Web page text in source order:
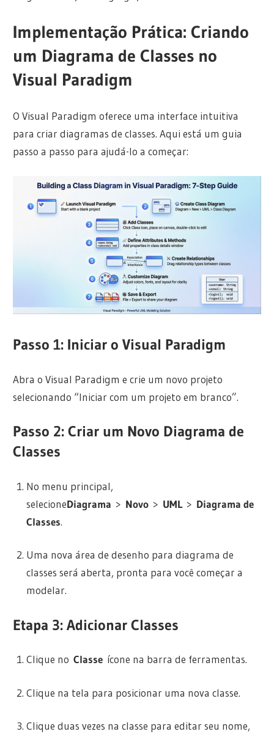
Implementação Prática: Criando
um Diagrama de Classes no
Visual Paradigm
O Visual Paradigm oferece uma interface intuitiva
para criar diagramas de classes. Aqui está um guia
passo a passo para ajudá-lo a começar:
Passo 1: Iniciar o Visual Paradigm
Abra o Visual Paradigm e crie um novo projeto
selecionando “Iniciar com um projeto em branco”.
Passo 2: Criar um Novo Diagrama de
Classes
No menu principal,
selecioneDiagrama > Novo> UML> Diagrama de
Classes.
Uma nova área de desenho para diagrama de
classes será aberta, pronta para você começar a
modelar.
Etapa 3: Adicionar Classes
Clique no Classeícone na barra de ferramentas.
Clique na tela para posicionar uma nova classe.
Clique duas vezes na classe para editar seu nome,